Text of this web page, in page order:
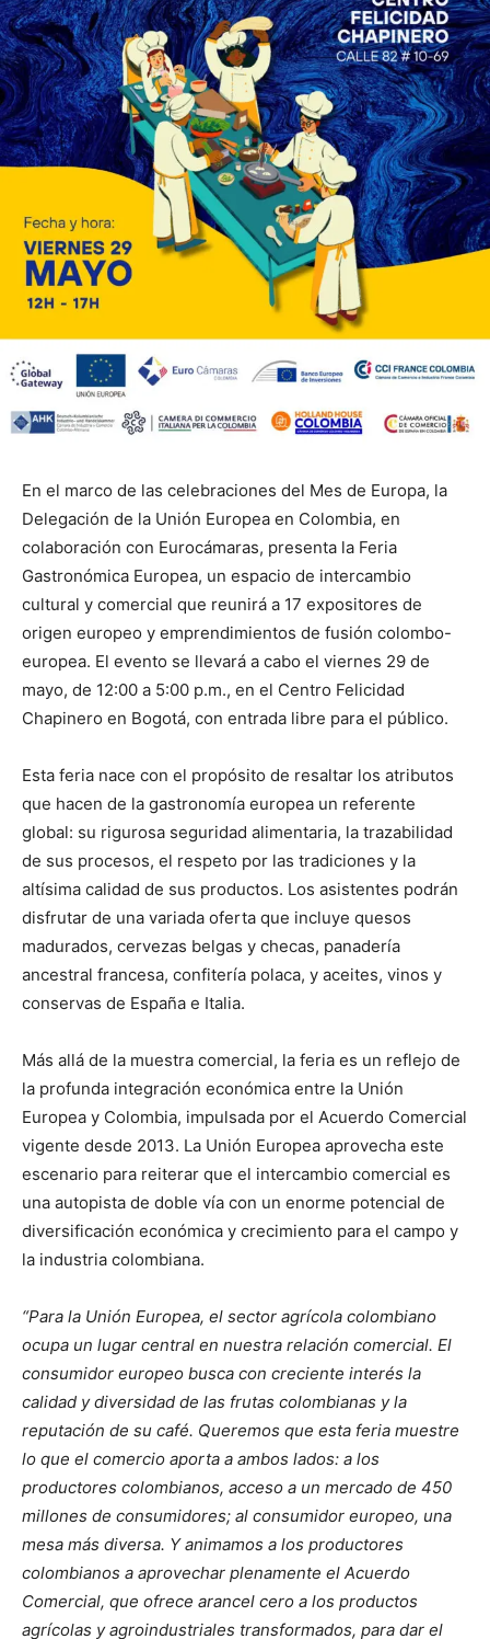
En el marco de las celebraciones del Mes de Europa, la
Delegación de la Unión Europea en Colombia, en
colaboración con Eurocámaras, presenta la Feria
Gastronómica Europea, un espacio de intercambio
cultural y comercial que reunirá a 17 expositores de
origen europeo y emprendimientos de fusión colombo-
europea. El evento se llevará a cabo el viernes 29 de
mayo, de 12:00 a 5:00 p.m., en el Centro Felicidad
Chapinero en Bogotá, con entrada libre para el público.
Esta feria nace con el propósito de resaltar los atributos
que hacen de la gastronomía europea un referente
global: su rigurosa seguridad alimentaria, la trazabilidad
de sus procesos, el respeto por las tradiciones y la
altísima calidad de sus productos. Los asistentes podrán
disfrutar de una variada oferta que incluye quesos
madurados, cervezas belgas y checas, panadería
ancestral francesa, confitería polaca, y aceites, vinos y
conservas de España e Italia.
Más allá de la muestra comercial, la feria es un reflejo de
la profunda integración económica entre la Unión
Europea y Colombia, impulsada por el Acuerdo Comercial
vigente desde 2013. La Unión Europea aprovecha este
escenario para reiterar que el intercambio comercial es
una autopista de doble vía con un enorme potencial de
diversificación económica y crecimiento para el campo y
la industria colombiana.
“Para la Unión Europea, el sector agrícola colombiano
ocupa un lugar central en nuestra relación comercial. El
consumidor europeo busca con creciente interés la
calidad y diversidad de las frutas colombianas y la
reputación de su café. Queremos que esta feria muestre
lo que el comercio aporta a ambos lados: a los
productores colombianos, acceso a un mercado de 450
millones de consumidores; al consumidor europeo, una
mesa más diversa. Y animamos a los productores
colombianos a aprovechar plenamente el Acuerdo
Comercial, que ofrece arancel cero a los productos
agrícolas y agroindustriales transformados, para dar el